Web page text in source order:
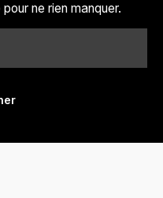
ne rien manquer.